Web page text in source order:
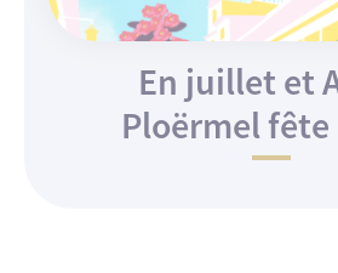
En juillet et
Ploërmel fête